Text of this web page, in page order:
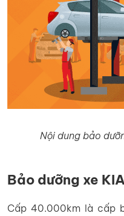
Nội dung bảo
Bảo dưỡng xe
Cấp 40.000km là cấp